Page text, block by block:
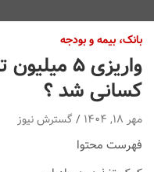
بانک، بیمه و بودجه
واریزی ۵
کسانی شد ؟
مهر ۱۸, ۱۴۰۴ گسترش نیوز
فهرست محتوا